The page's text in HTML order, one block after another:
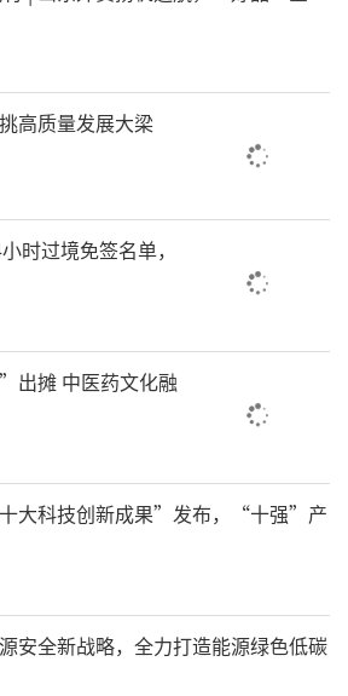
高质量发展大梁
时过境免签名单，
出摊 中医药文化融
大科技创新成果”发布，“十强”产
安全新战略，全力打造能源绿色低碳